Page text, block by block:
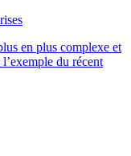
en plus complexe et
du récent